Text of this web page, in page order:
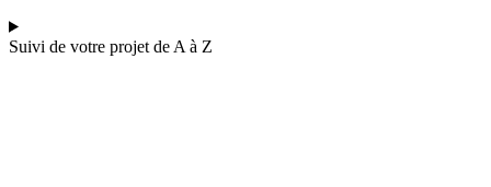
Suivi de votre projet de A à Z